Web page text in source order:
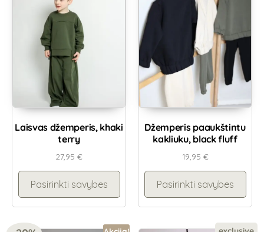
Laisvas džemperis, khaki
terry
27,95 €
Pasirinkti savybes
Džemperis paaukštintu
kakliuku, black fluff
19,95 €
Pasirinkti savybes